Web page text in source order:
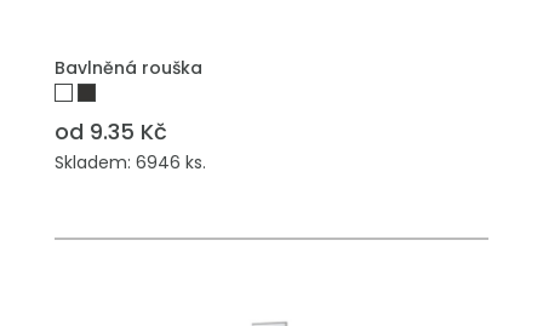
Bavlněná rouška
od 9.35 Kč
Skladem: 6946 ks.